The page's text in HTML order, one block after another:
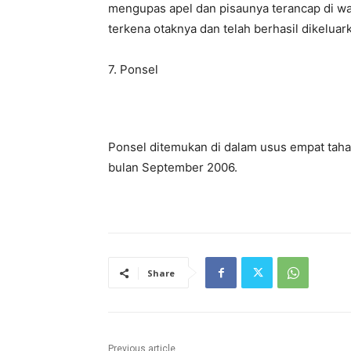
mengupas apel dan pisaunya terancap di
terkena otaknya dan telah berhasil
7. Ponsel
Ponsel ditemukan di dalam usus empat
bulan September 2006.
Share
Previous article